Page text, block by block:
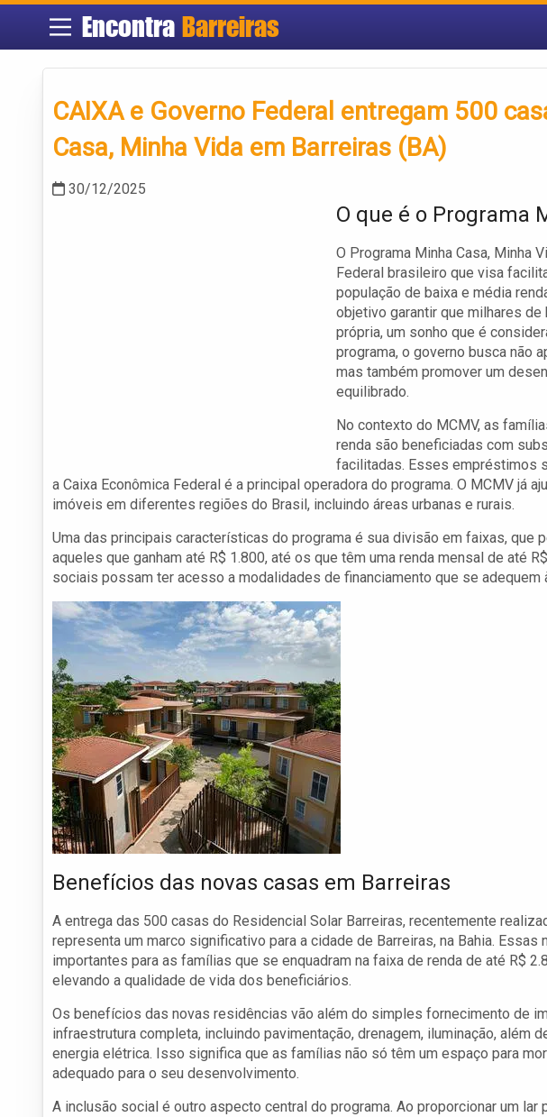
Encontra Barreiras
CAIXA e Governo Federal entregam 500
Casa, Minha Vida em Barreiras (BA)
30/12/2025
O que é o Programa
O Programa Minha Casa, Minha
Federal brasileiro que visa
população de baixa e média
objetivo garantir que milhares
própria, um sonho que é
programa, o governo busca não
mas também promover um
equilibrado.
No contexto do MCMV, as
renda são beneficiadas com
facilitadas. Esses empréstimos
a Caixa Econômica Federal é a principal operadora do programa. O MCMV já
imóveis em diferentes regiões do Brasil, incluindo áreas urbanas e rurais.
Uma das principais características do programa é sua divisão em faixas, que
aqueles que ganham até R$ 1.800, até os que têm uma renda mensal de até
sociais possam ter acesso a modalidades de financiamento que se adequem
Benefícios das novas casas em Barreiras
A entrega das 500 casas do Residencial Solar Barreiras, recentemente
representa um marco significativo para a cidade de Barreiras, na Bahia.
importantes para as famílias que se enquadram na faixa de renda de até R$
elevando a qualidade de vida dos beneficiários.
Os benefícios das novas residências vão além do simples fornecimento de
infraestrutura completa, incluindo pavimentação, drenagem, iluminação, além
energia elétrica. Isso significa que as famílias não só têm um espaço para
adequado para o seu desenvolvimento.
A inclusão social é outro aspecto central do programa. Ao proporcionar um